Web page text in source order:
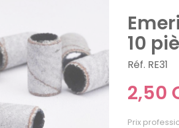
10
Réf. RE31
2,50
Prix